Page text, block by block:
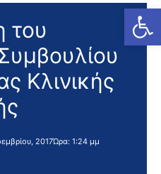
του
Κλινικής
2017Ώρα: 1:24 μμ